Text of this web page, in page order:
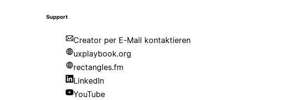
Support
Creator per E-Mail kontaktieren
uxplaybook.org
rectangles.fm
LinkedIn
YouTube